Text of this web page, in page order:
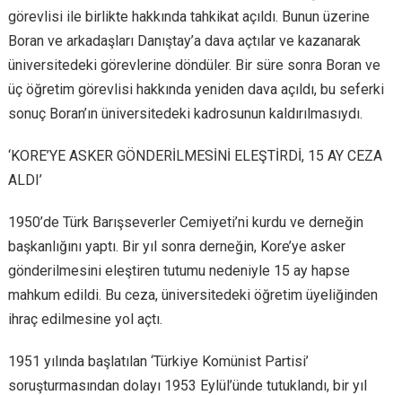
görevlisi ile birlikte hakkında tahkikat açıldı. Bunun üzerine
Boran ve arkadaşları Danıştay’a dava açtılar ve kazanarak
üniversitedeki görevlerine döndüler. Bir süre sonra Boran ve
üç öğretim görevlisi hakkında yeniden dava açıldı, bu seferki
sonuç Boran’ın üniversitedeki kadrosunun kaldırılmasıydı.
‘KORE’YE ASKER GÖNDERİLMESİNİ ELEŞTİRDİ, 15 AY CEZA
ALDI’
1950’de Türk Barışseverler Cemiyeti’ni kurdu ve derneğin
başkanlığını yaptı. Bir yıl sonra derneğin, Kore’ye asker
gönderilmesini eleştiren tutumu nedeniyle 15 ay hapse
mahkum edildi. Bu ceza, üniversitedeki öğretim üyeliğinden
ihraç edilmesine yol açtı.
1951 yılında başlatılan ‘Türkiye Komünist Partisi’
soruşturmasından dolayı 1953 Eylül’ünde tutuklandı, bir yıl